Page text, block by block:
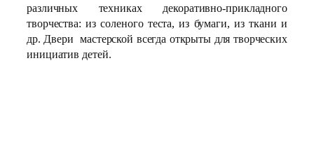
различных техниках декоративно-прикладного
творчества: из соленого теста, из бумаги, из ткани и
др. Двери мастерской всегда открыты для творческих
инициатив детей.